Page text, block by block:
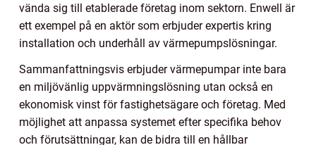
vända sig till etablerade företag inom sektorn. Enwell är
ett exempel på en aktör som erbjuder expertis kring
installation och underhåll av värmepumpslösningar.
Sammanfattningsvis erbjuder värmepumpar inte bara
en miljövänlig uppvärmningslösning utan också en
ekonomisk vinst för fastighetsägare och företag. Med
möjlighet att anpassa systemet efter specifika behov
och förutsättningar, kan de bidra till en hållbar